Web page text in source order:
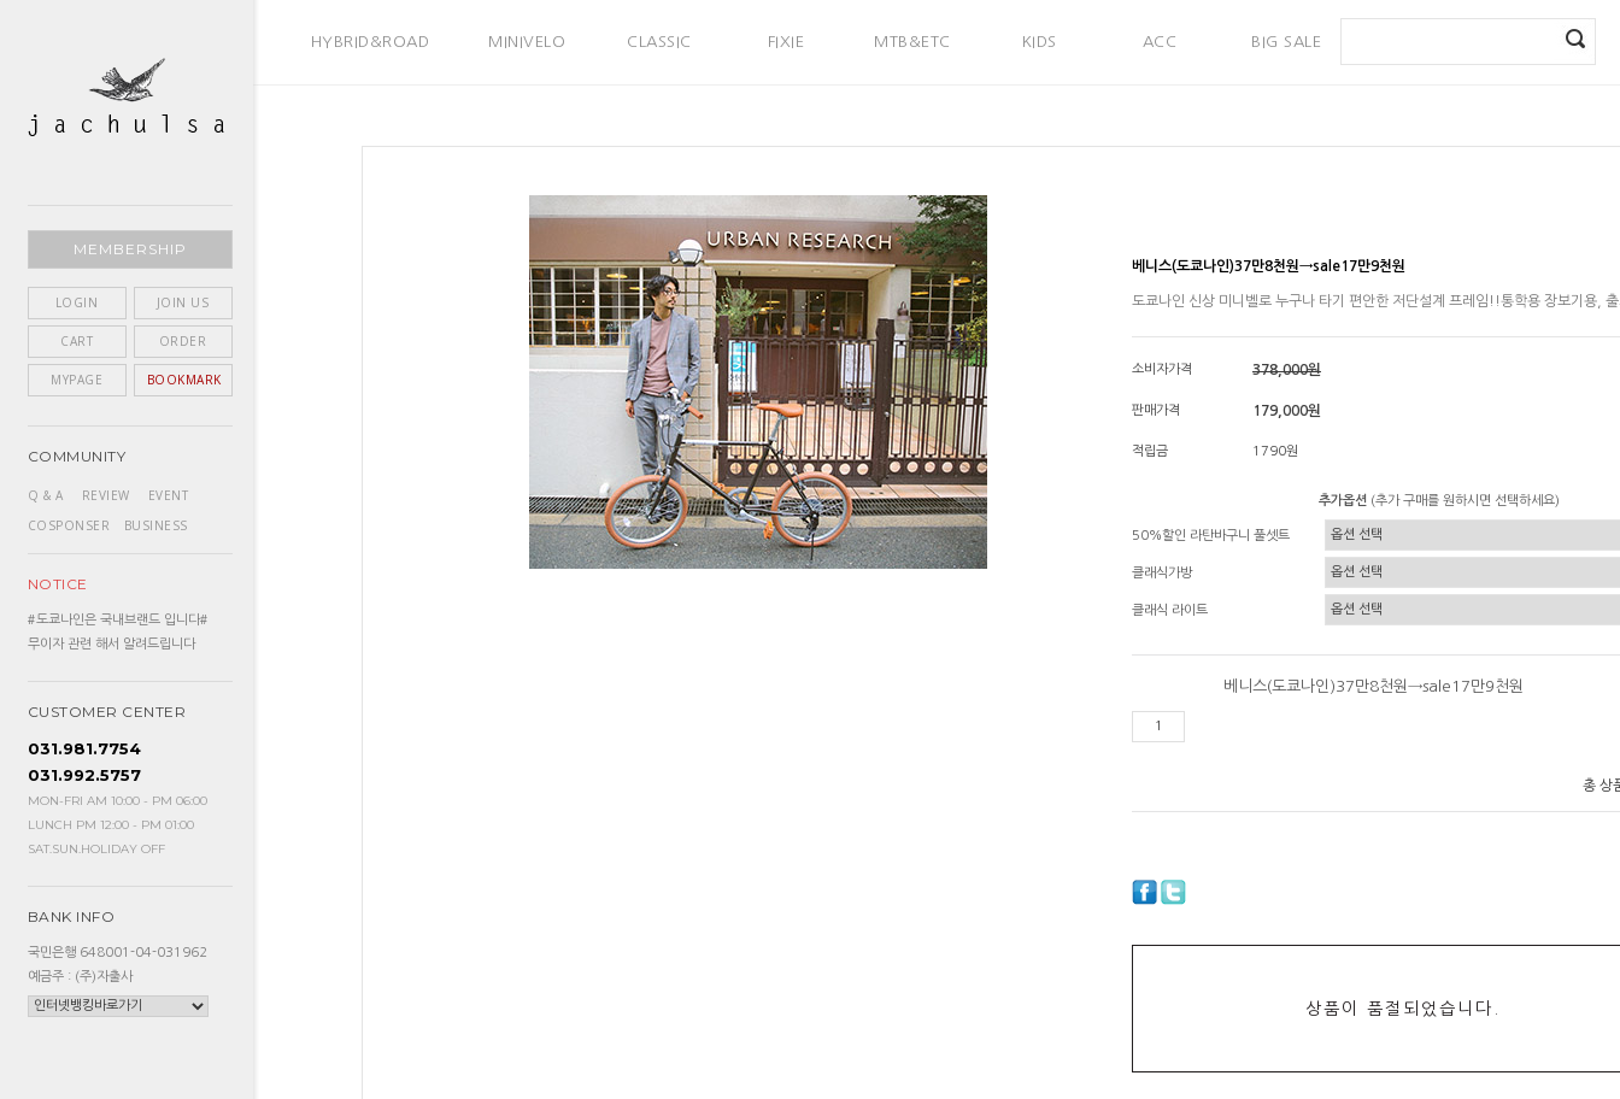
HYBRID&ROAD MINIVELO CLASSIC FIXIE MTB&ETC KIDS ACC BIG SALE
MEMBERSHIP
LOGIN JOIN US
CART ORDER
MYPAGE BOOKMARK
COMMUNITY
Q & A REVIEW
EVENT
COSPONSER
BUSINESS
NOTICE
#도쿄나인은 국내브랜드 입니다#
무이자 관련 해서 알려드립니다
CUSTOMER CENTER
031.981.7754
031.992.5757
MON-FRI AM 10:00 - PM 06:00
LUNCH PM 12:00 - PM 01:00
SAT.SUN.HOLIDAY OFF
BANK INFO
국민은행 648001-04-031962
예금주 : (주)자출사
베니스(도쿄나인)37만8천원→sale17만9천원
도쿄나인 신상 미니벨로 누구나 타기 편안한 저단설계 프레임!!통학용 장보기용,
소비자가격 378,000원
판매가격 179,000원
적립금 1790원
추가옵션 (추가 구매를 원하시면 선택하세요)
50%할인 라탄바구니 풀셋트
클래식가방
클래식 라이트
베니스(도쿄나인)37만8천원→sale17만9천원
총 상
상품이 품절되었습니다.